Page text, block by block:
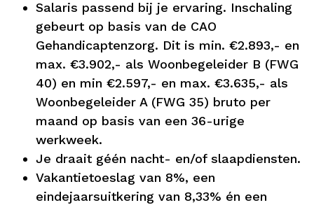
Salaris passend bij je ervaring. Inschaling
gebeurt op basis van de CAO
Gehandicaptenzorg. Dit is min. €2.893,- en
max. €3.902,- als Woonbegeleider B (FWG
40) en min €2.597,- en max. €3.635,- als
Woonbegeleider A (FWG 35) bruto per
maand op basis van een 36-urige
werkweek.
Je draait géén nacht- en/of slaapdiensten.
Vakantietoeslag van 8%, een
eindejaarsuitkering van 8,33% én een